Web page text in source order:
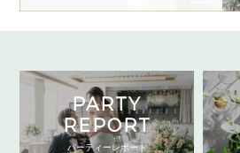
PARTY
REPORT
パーティーレポート